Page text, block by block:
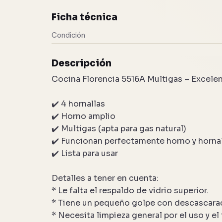
Ficha técnica
Condición
Descripción
Cocina Florencia 5516A Multigas –
✔️ 4 hornallas
✔️ Horno amplio
✔️ Multigas (apta para gas natural)
✔️ Funcionan perfectamente horno y
✔️ Lista para usar
Detalles a tener en cuenta:
* Le falta el respaldo de vidrio superior.
* Tiene un pequeño golpe con
* Necesita limpieza general por el uso y